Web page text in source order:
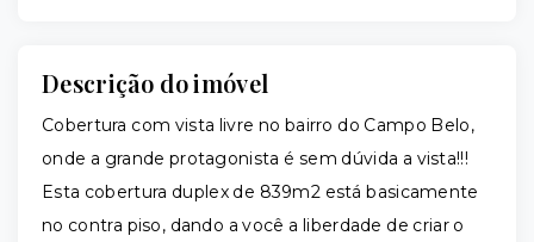
Descrição do imóvel
Cobertura com vista livre no bairro do Campo Belo,
onde a grande protagonista é sem dúvida a vista!!!
Esta cobertura duplex de 839m2 está basicamente
no contra piso, dando a você a liberdade de criar o